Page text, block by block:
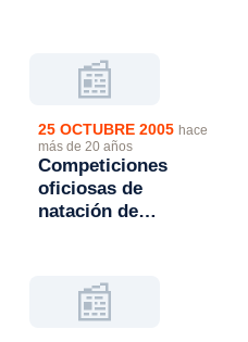
📰
25 OCTUBRE 2005 hace
más de 20 años
Competiciones
oficiosas de
natación de
📰